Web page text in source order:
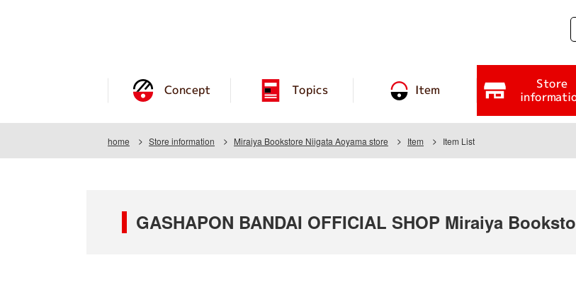
Concept Topics Item Store
home Store information Miraiya Bookstore Niigata Aoyama store Item Item List
GASHAPON BANDAI OFFICIAL SHOP Miraiya